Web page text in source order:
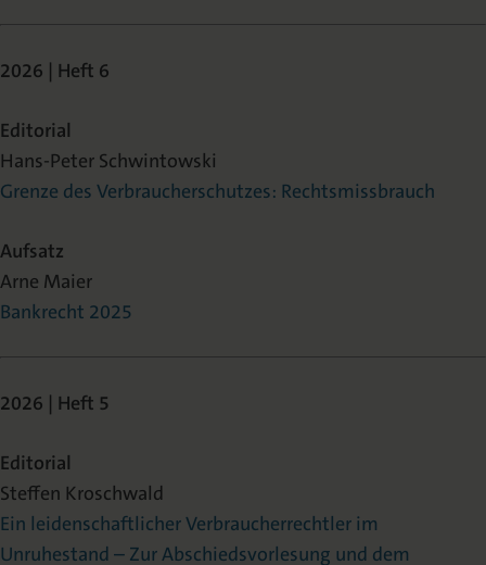
2026 | Heft 6
Editorial
Hans-Peter Schwintowski
Grenze des Verbraucherschutzes: Rechtsmissbrauch
Aufsatz
Arne Maier
Bankrecht 2025
2026 | Heft 5
Editorial
Steffen Kroschwald
Ein leidenschaftlicher Verbraucherrechtler im
Unruhestand – Zur Abschiedsvorlesung und dem